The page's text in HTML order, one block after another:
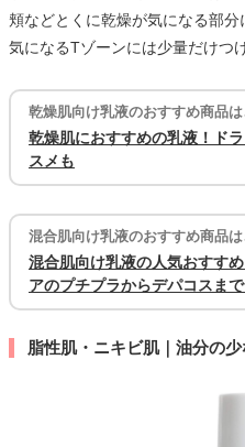
頬などとくに乾燥が気になる部
気になるTゾーンには少量だけつ
乾燥肌向け乳液のおすすめ商品は
乾燥肌におすすめの乳液！ド
スメも
混合肌向け乳液のおすすめ商品は
混合肌向け乳液の人気おすす
アのプチプラからデパコスまで
脂性肌・ニキビ肌｜油分の